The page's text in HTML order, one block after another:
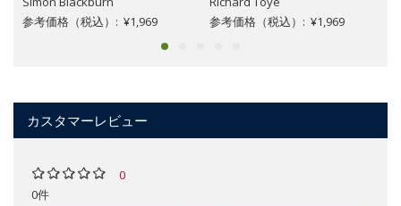
参考価格（税込）: ¥1,969
参考価格（税込）: ¥1,969
カスタマーレビュー
0
0件